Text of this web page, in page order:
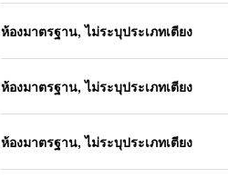
ห้องมาตรฐาน, ไม่ระบุประเภทเตียง
ห้องมาตรฐาน, ไม่ระบุประเภทเตียง
ห้องมาตรฐาน, ไม่ระบุประเภทเตียง